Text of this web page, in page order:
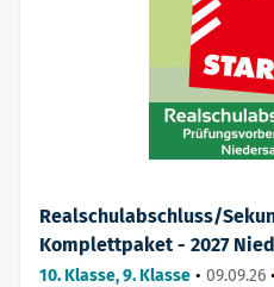
Realschulabschluss/
Komplettpaket - 2027
Prüfungsvorbereitung
10. Klasse, 9. Klasse • 09.09.26 •